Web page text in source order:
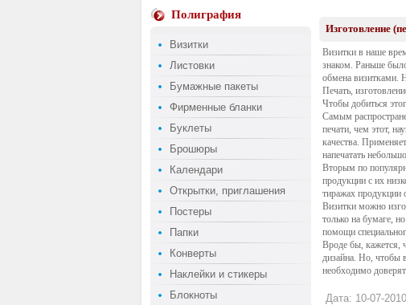
Полиграфия
Визитки
Листовки
Бумажные пакеты
Фирменные бланки
Буклеты
Брошюры
Календари
Открытки, приглашения
Постеры
Папки
Конверты
Наклейки и стикеры
Блокноты
Изготовление
Визитки в наше
знаком. Раньше
обмена визитками.
Печать,
Чтобы добиться
Самым
печати, чем этот,
качества.
напечатать
Вторым по
продукции с их
тиражах продукции
Визитки можно
только на бумаге,
помощи
Вроде бы, кажется,
дизайна. Но, чтобы
необходимо
Дата: 10-07-